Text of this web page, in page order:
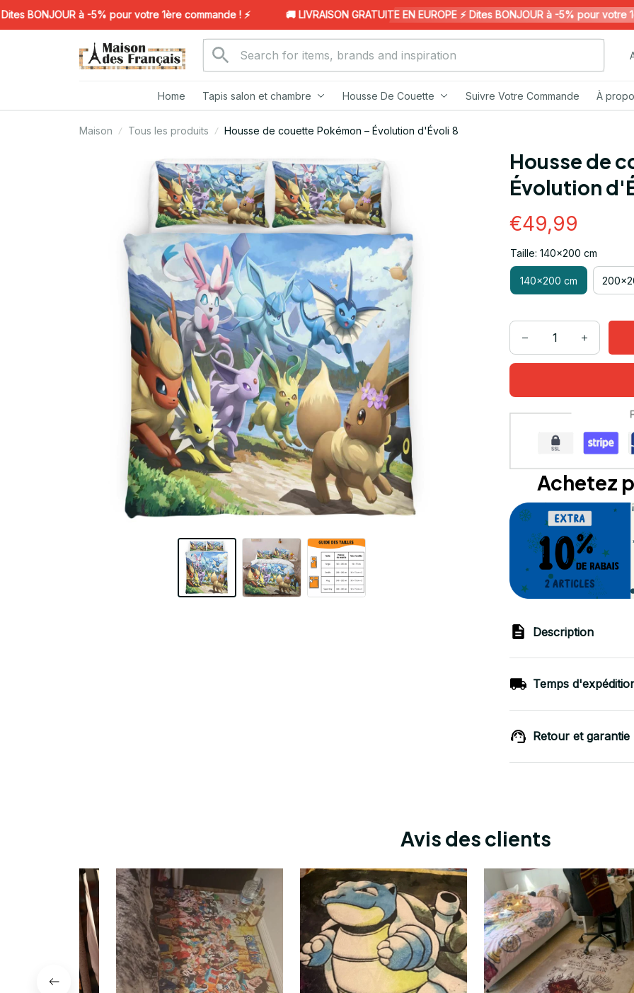
BONJOUR à -5% pour votre 1ère commande ! ⚡️ 🚚 LIVRAISON GRATUITE EN EUROPE ⚡️ Dites BONJOUR à -5% pour votre
Home Tapis salon et chambre Housse De Couette Suivre Votre Commande À
Maison Tous les produits Housse de couette Pokémon – Évolution d'Évoli 8
Housse de
Évolution
€49,99
Taille: 140x200 cm
140x200 cm
Achetez
Description
Temps
Retour et garantie
Avis des clients